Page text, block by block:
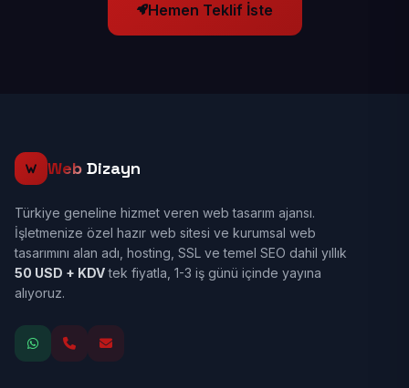
Hemen Teklif İste
Web Dizayn
Türkiye geneline hizmet veren web tasarım ajansı.
İşletmenize özel hazır web sitesi ve kurumsal web
tasarımını alan adı, hosting, SSL ve temel SEO dahil yıllık
50 USD + KDVtek fiyatla, 1-3 iş günü içinde yayına
alıyoruz.